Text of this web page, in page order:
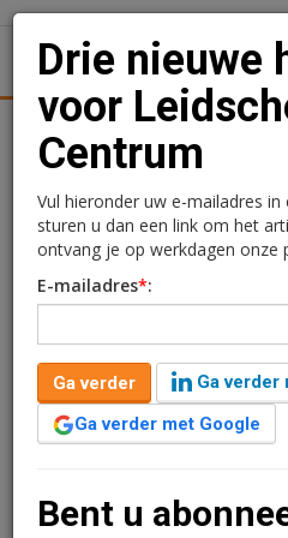
Drie nieuwe
voor
Centrum
Kimberly Camu
16
2 minuten leestijd
Namens Shopping Centre
restaurant IndoFoodhouse
Drie nieuwe
voor
Centrum
Vul hieronder uw e-mailadres
sturen u dan een link om het
ontvang je op werkdagen onze
E-mailadres*:
Ga verder
Ga verder
Ga verder met Google
Bent u